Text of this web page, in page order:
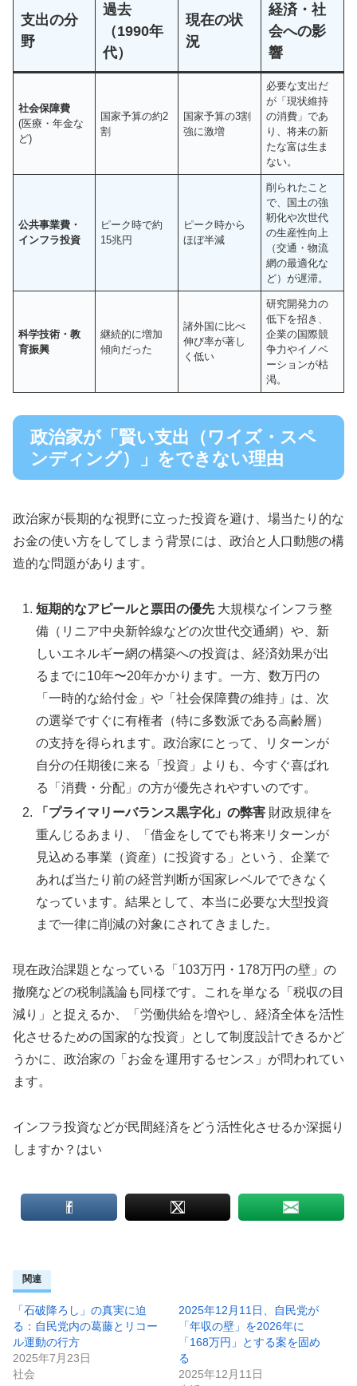
支出の分
野
過去
（1990年
代）
現在の状
況
経済・社
会への影
響
社会保障費
(医療・年金な
ど)
国家予算の約2
割
国家予算の3割
強に激増
必要な支出だ
が「現状維持
の消費」であ
り、将来の新
たな富は生ま
ない。
公共事業費・
インフラ投資
ピーク時で約
15兆円
ピーク時から
ほぼ半減
削られたこと
で、国土の強
靭化や次世代
の生産性向上
（交通・物流
網の最適化な
ど）が遅滞。
科学技術・教
育振興
継続的に増加
傾向だった
諸外国に比べ
伸び率が著し
く低い
研究開発力の
低下を招き、
企業の国際競
争力やイノベ
ーションが枯
渇。
政治家が「賢い支出（ワイズ・スペ
ンディング）」をできない理由
政治家が長期的な視野に立った投資を避け、場当たり的な
お金の使い方をしてしまう背景には、政治と人口動態の構
造的な問題があります。
短期的なアピールと票田の優先大規模なインフラ整
備（リニア中央新幹線などの次世代交通網）や、新
しいエネルギー網の構築への投資は、経済効果が出
るまでに10年〜20年かかります。一方、数万円の
「一時的な給付金」や「社会保障費の維持」は、次
の選挙ですぐに有権者（特に多数派である高齢層）
の支持を得られます。政治家にとって、リターンが
自分の任期後に来る「投資」よりも、今すぐ喜ばれ
る「消費・分配」の方が優先されやすいのです。
「プライマリーバランス黒字化」の弊害 財政規律を
重んじるあまり、「借金をしてでも将来リターンが
見込める事業（資産）に投資する」という、企業で
あれば当たり前の経営判断が国家レベルでできなく
なっています。結果として、本当に必要な大型投資
まで一律に削減の対象にされてきました。
現在政治課題となっている「103万円・178万円の壁」の
撤廃などの税制議論も同様です。これを単なる「税収の目
減り」と捉えるか、「労働供給を増やし、経済全体を活性
化させるための国家的な投資」として制度設計できるかど
うかに、政治家の「お金を運用するセンス」が問われてい
ます。
インフラ投資などが民間経済をどう活性化させるか深掘り
しますか？はい
関連
「石破降ろし」の真実に迫
る：自民党内の葛藤とリコー
ル運動の行方
2025年7月23日
社会
2025年12月11日、自民党が
「年収の壁」を2026年に
「168万円」とする案を固め
る
2025年12月11日